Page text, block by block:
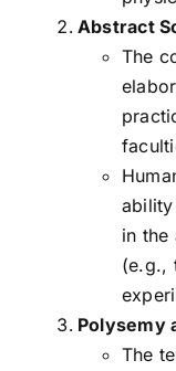
Abstract
The
in the
(e.g.,
Polysemy
The